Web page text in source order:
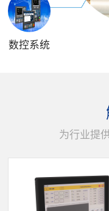
数控系统
为行业提